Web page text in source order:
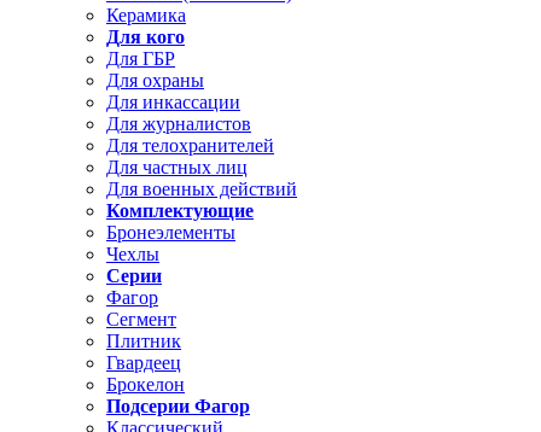
Керамика
Для кого
Для ГБР
Для охраны
Для инкассации
Для журналистов
Для телохранителей
Для частных лиц
Для военных действий
Комплектующие
Бронеэлементы
Чехлы
Серии
Фагор
Сегмент
Плитник
Гвардеец
Брокелон
Подсерии Фагор
Классический